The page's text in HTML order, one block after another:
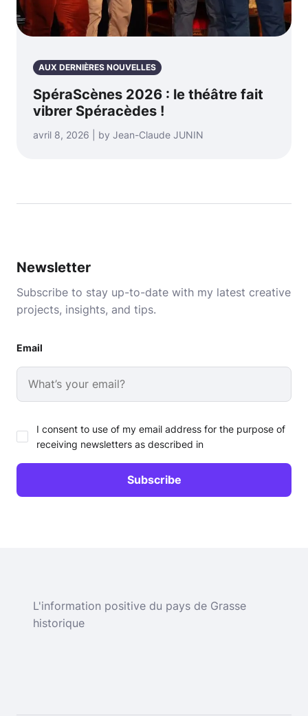
AUX DERNIÈRES NOUVELLES
SpéraScènes 2026 : le théâtre fait
vibrer Spéracèdes !
avril 8, 2026 | by Jean-Claude JUNIN
Newsletter
Subscribe to stay up-to-date with my latest creative
projects, insights, and tips.
Email
I consent to use of my email address for the purpose of
receiving newsletters as described in
L'information positive du pays de Grasse
historique